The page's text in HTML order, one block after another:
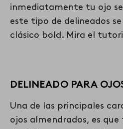
inmediatamente tu ojo
este tipo de delineados
clásico bold. Mira el
DELINEADO PARA
Una de las principales
ojos almendrados, es